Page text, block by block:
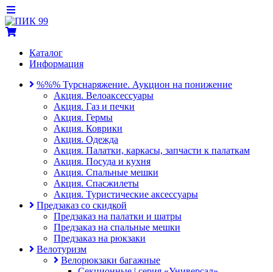
Каталог
Информация
%%% Турснаряжение. Аукцион на понижение
Акция. Велоаксессуары
Акция. Газ и печки
Акция. Гермы
Акция. Коврики
Акция. Одежда
Акция. Палатки, каркасы, запчасти к палаткам
Акция. Посуда и кухня
Акция. Спальные мешки
Акция. Спасжилеты
Акция. Туристические аксессуары
Предзаказ со скидкой
Предзаказ на палатки и шатры
Предзаказ на спальные мешки
Предзаказ на рюкзаки
Велотуризм
Велорюкзаки багажные